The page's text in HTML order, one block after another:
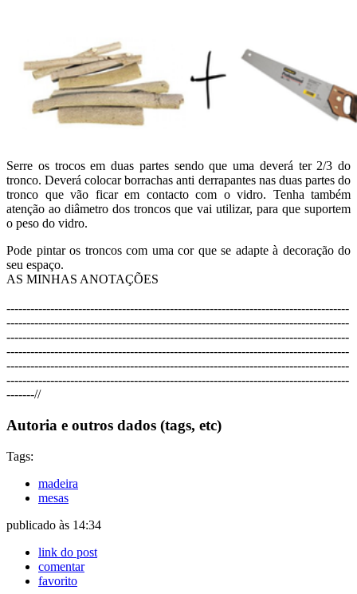
Serre os trocos em duas partes sendo que uma deverá ter 2/3 do
tronco. Deverá colocar borrachas anti derrapantes nas duas partes do
tronco que vão ficar em contacto com o vidro. Tenha também
atenção ao diâmetro dos troncos que vai utilizar, para que suportem
o peso do vidro.
Pode pintar os troncos com uma cor que se adapte à decoração do
seu espaço.
AS MINHAS ANOTAÇÕES
--------------------------------------------------------------------------------------
--------------------------------------------------------------------------------------
--------------------------------------------------------------------------------------
--------------------------------------------------------------------------------------
--------------------------------------------------------------------------------------
--------------------------------------------------------------------------------------
-------//
Autoria e outros dados (tags, etc)
Tags:
madeira
mesas
publicado às 14:34
link do post
comentar
favorito